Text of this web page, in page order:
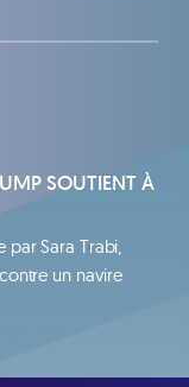
SOUTIENT À
par Sara Trabi,
un navire